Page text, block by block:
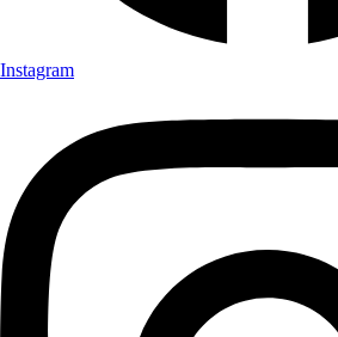
Instagram